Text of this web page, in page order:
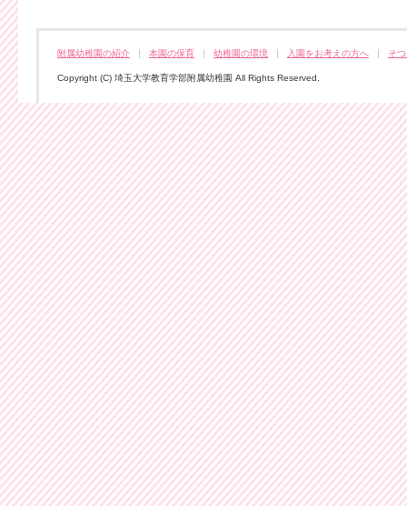
附属幼稚園の紹介 本園の保育 幼稚園の環境 入園をお考えの方へ そ
Copyright (C) 埼玉大学教育学部附属幼稚園 All Rights Reserved.